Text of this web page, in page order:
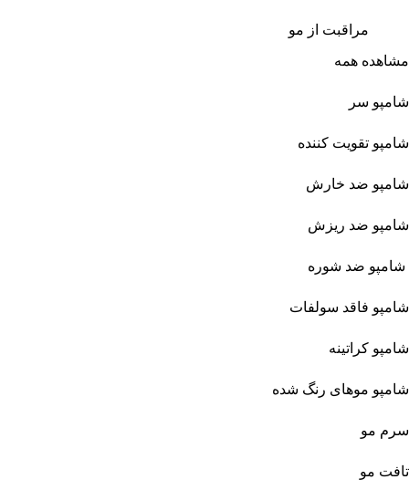
مراقبت از مو
مشاهده همه
شامپو سر
شامپو تقویت کننده
شامپو ضد خارش
شامپو ضد ریزش
شامپو ضد شوره
شامپو فاقد سولفات
شامپو کراتینه
شامپو موهای رنگ شده
سرم مو
تافت مو